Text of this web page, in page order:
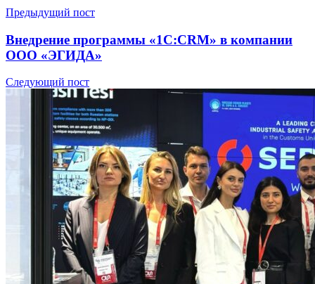
Предыдущий пост
Внедрение программы «1С:CRM» в компании
ООО «ЭГИДА»
Следующий пост